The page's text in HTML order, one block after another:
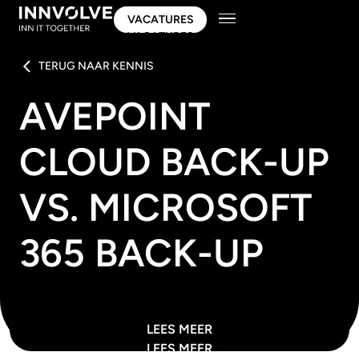
VACATURES
VACATURES
TERUG NAAR KENNIS
AVEPOINT
CLOUD BACK-UP
VS. MICROSOFT
365 BACK-UP
LEES MEER
LEES MEER